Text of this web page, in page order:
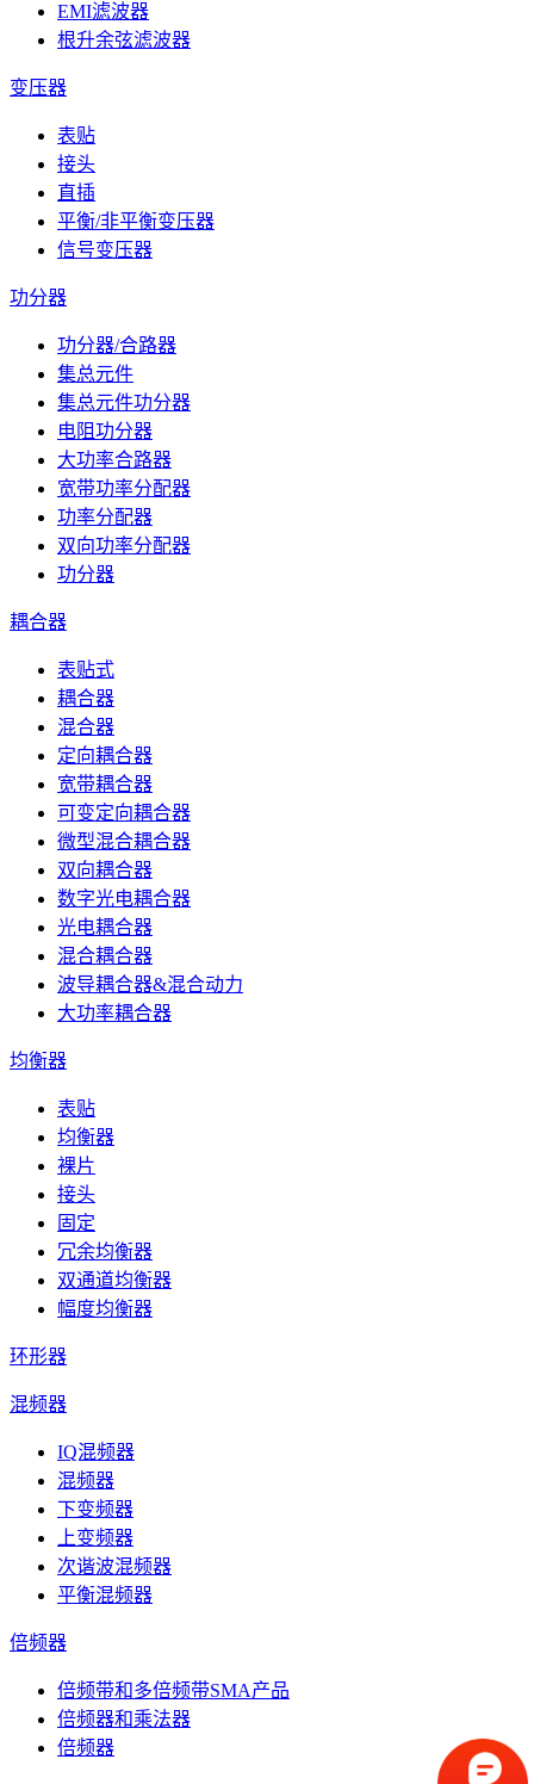
EMI滤波器
根升余弦滤波器
变压器
表贴
接头
直插
平衡/非平衡变压器
信号变压器
功分器
功分器/合路器
集总元件
集总元件功分器
电阻功分器
大功率合路器
宽带功率分配器
功率分配器
双向功率分配器
功分器
耦合器
表贴式
耦合器
混合器
定向耦合器
宽带耦合器
可变定向耦合器
微型混合耦合器
双向耦合器
数字光电耦合器
光电耦合器
混合耦合器
波导耦合器&混合动力
大功率耦合器
均衡器
表贴
均衡器
裸片
接头
固定
冗余均衡器
双通道均衡器
幅度均衡器
环形器
混频器
IQ混频器
混频器
下变频器
上变频器
次谐波混频器
平衡混频器
倍频器
倍频带和多倍频带SMA产品
倍频器和乘法器
倍频器